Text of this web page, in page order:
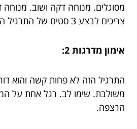
מסוגלים. מנוחה דקה ושוב.
צריכים לבצע 3 סטים של התרגיל הזה.
אימון מדרגות 2:
התרגיל הזה לא פחות קשה והוא
משולבת. שימו לב. רגל אחת על
הרצפה.